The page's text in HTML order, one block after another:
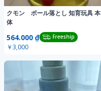
クモン ボール落とし 知育玩具 本
体
564.000 ₫ Freeship
￥3,000